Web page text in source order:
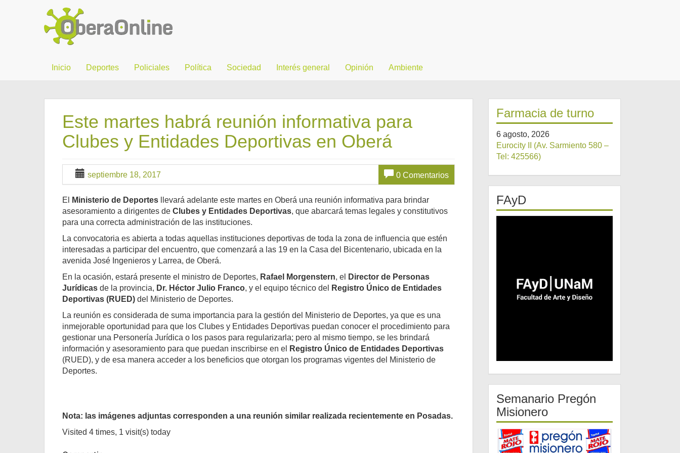
Inicio Deportes Policiales Política Sociedad Interés general Opinión Ambiente
Este martes habrá reunión informativa para
Clubes y Entidades Deportivas en Oberá
septiembre 18, 2017 0 Comentarios
El Ministerio de Deportes llevará adelante este martes en Oberá una reunión informativa para brindar
asesoramiento a dirigentes de Clubes y Entidades Deportivas, que abarcará temas legales y constitutivos
para una correcta administración de las instituciones.
La convocatoria es abierta a todas aquellas instituciones deportivas de toda la zona de influencia que estén
interesadas a participar del encuentro, que comenzará a las 19 en la Casa del Bicentenario, ubicada en la
avenida José Ingenieros y Larrea, de Oberá.
En la ocasión, estará presente el ministro de Deportes, Rafael Morgenstern, el
Director de Personas
Jurídicas de la provincia, Dr. Héctor Julio Franco, y el equipo técnico del
Registro Único de Entidades
Deportivas (RUED) del Ministerio de Deportes.
La reunión es considerada de suma importancia para la gestión del Ministerio de Deportes, ya que es una
inmejorable oportunidad para que los Clubes y Entidades Deportivas puedan conocer el procedimiento para
gestionar una Personería Jurídica o los pasos para regularizarla; pero al mismo tiempo, se les brindará
información y asesoramiento para que puedan inscribirse en el
Registro Único de Entidades Deportivas
(RUED), y de esa manera acceder a los beneficios que otorgan los programas vigentes del Ministerio de
Deportes.
Nota: las imágenes adjuntas corresponden a una reunión similar realizada recientemente en Posadas.
Visited 4 times, 1 visit(s) today
Farmacia de turno
6 agosto, 2026
Eurocity II (Av. Sarmiento 580 –
Tel: 425566)
FAyD
Semanario Pregón
Misionero